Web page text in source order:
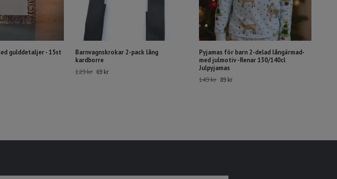
gulddetaljer - 15st
Barnvagnskrokar 2-pack lång
kardborre
129 kr 69 kr
Pyjamas för barn 2-delad långärmad-
med julmotiv -Renar 130/140cl
Julpyjamas
149 kr 89 kr